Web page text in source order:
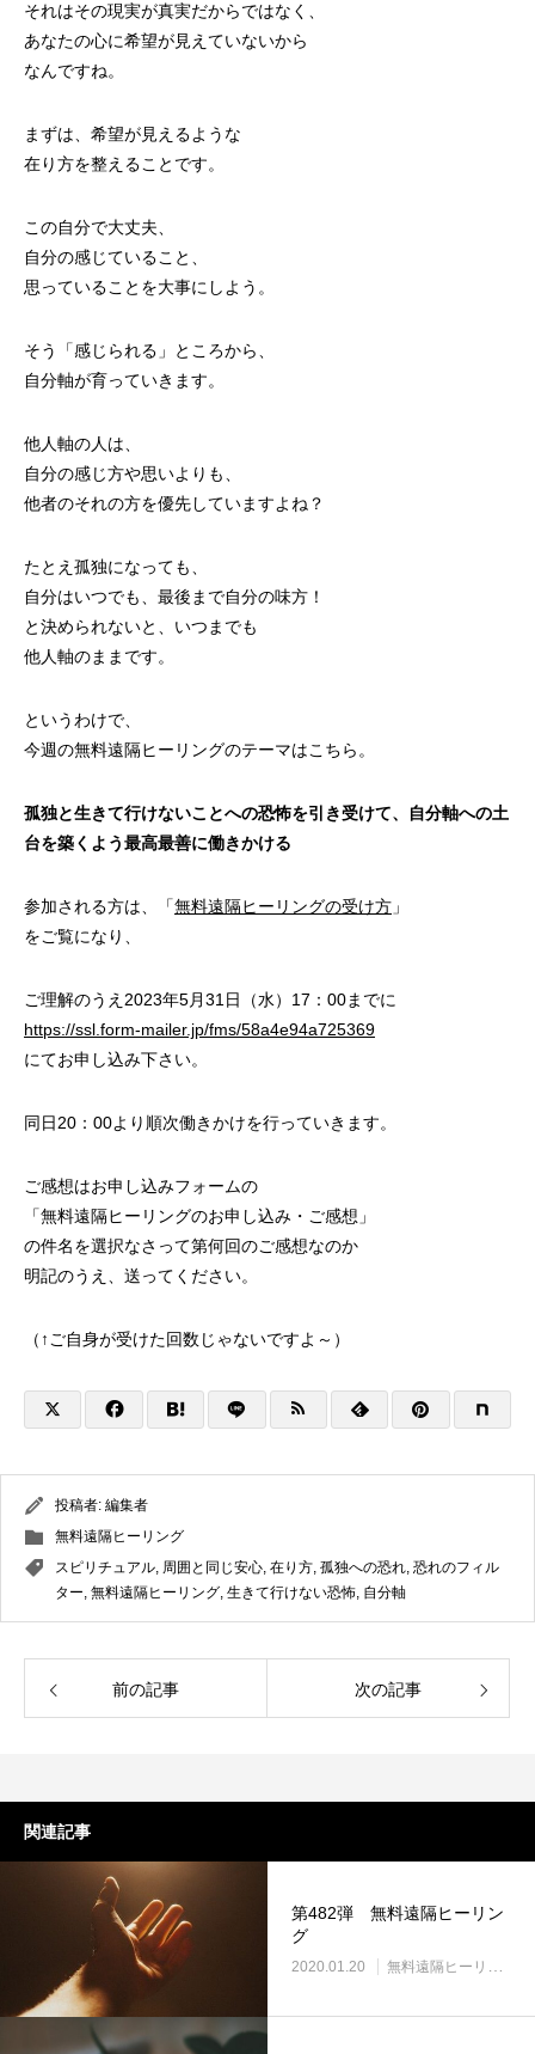
それはその現実が真実だからではなく、
あなたの心に希望が見えていないから
なんですね。
まずは、希望が見えるような
在り方を整えることです。
この自分で大丈夫、
自分の感じていること、
思っていることを大事にしよう。
そう「感じられる」ところから、
自分軸が育っていきます。
他人軸の人は、
自分の感じ方や思いよりも、
他者のそれの方を優先していますよね？
たとえ孤独になっても、
自分はいつでも、最後まで自分の味方！
と決められないと、いつまでも
他人軸のままです。
というわけで、
今週の無料遠隔ヒーリングのテーマはこちら。
孤独と生きて行けないことへの恐怖を引き受けて、自分軸への土
台を築くよう最高最善に働きかける
参加される方は、「無料遠隔ヒーリングの受け方 」
をご覧になり、
ご理解のうえ2023年5月31日（水）17：00までに
https://ssl.form-mailer.jp/fms/58a4e94a725369
にてお申し込み下さい。
同日20：00より順次働きかけを行っていきます。
ご感想はお申し込みフォームの
「無料遠隔ヒーリングのお申し込み・ご感想」
の件名を選択なさって第何回のご感想なのか
明記のうえ、送ってください。
（↑ご自身が受けた回数じゃないですよ～）
投稿者: 編集者
無料遠隔ヒーリング
スピリチュアル, 周囲と同じ安心, 在り方, 孤独への恐れ, 恐れのフィル
ター, 無料遠隔ヒーリング, 生きて行けない恐怖, 自分軸
前の記事 次の記事
関連記事
第482弾 無料遠隔ヒーリン
グ
2020.01.20 無料遠隔ヒーリング